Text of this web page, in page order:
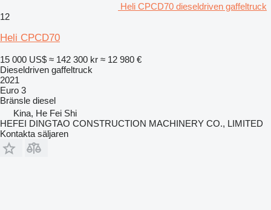
Heli CPCD70 dieseldriven gaffeltruck
12
Heli CPCD70
15 000 US$ ≈ 142 300 kr ≈ 12 980 €
Dieseldriven gaffeltruck
2021
Euro 3
Bränsle diesel
Kina, He Fei Shi
HEFEI DINGTAO CONSTRUCTION MACHINERY CO., LIMITED
Kontakta säljaren